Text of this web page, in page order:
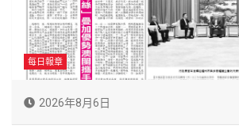
每日報章
2026年8月6日